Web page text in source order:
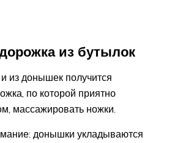
из бутылок
из донышек получится
по которой приятно
массажировать ножки.
донышки укладываются